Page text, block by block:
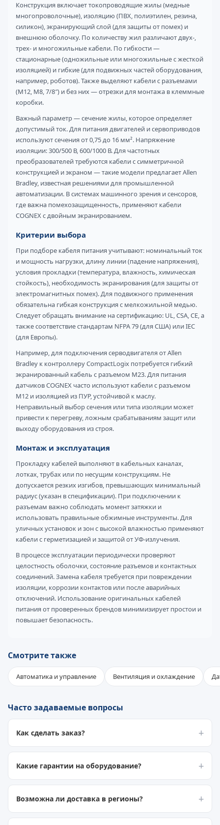
Конструкция включает токопроводящие жилы (медные
многопроволочные), изоляцию (ПВХ, полиэтилен, резина,
силикон), экранирующий слой (для защиты от помех) и
внешнюю оболочку. По количеству жил различают двух-,
трех- и многожильные кабели. По гибкости —
стационарные (одножильные или многожильные с жесткой
изоляцией) и гибкие (для подвижных частей оборудования,
например, роботов). Также выделяют кабели с разъемами
(M12, M8, 7/8″) и без них — отрезки для монтажа в клеммные
коробки.
Важный параметр — сечение жилы, которое определяет
допустимый ток. Для питания двигателей и сервоприводов
используют сечения от 0,75 до 16 мм². Напряжение
изоляции: 300/500 В, 600/1000 В. Для частотных
преобразователей требуются кабели с симметричной
конструкцией и экраном — такие модели предлагает Allen
Bradley, известная решениями для промышленной
автоматизации. В системах машинного зрения и сенсоров,
где важна помехозащищенность, применяют кабели
COGNEX с двойным экранированием.
Критерии выбора
При подборе кабеля питания учитывают: номинальный ток
и мощность нагрузки, длину линии (падение напряжения),
условия прокладки (температура, влажность, химическая
стойкость), необходимость экранирования (для защиты от
электромагнитных помех). Для подвижного применения
обязательна гибкая конструкция с мелкожильной медью.
Следует обращать внимание на сертификацию: UL, CSA, CE, а
также соответствие стандартам NFPA 79 (для США) или IEC
(для Европы).
Например, для подключения серводвигателя от Allen
Bradley к контроллеру CompactLogix потребуется гибкий
экранированный кабель с разъемом M23. Для питания
датчиков COGNEX часто используют кабели с разъемом
M12 и изоляцией из ПУР, устойчивой к маслу.
Неправильный выбор сечения или типа изоляции может
привести к перегреву, ложным срабатываниям защит или
выходу оборудования из строя.
Монтаж и эксплуатация
Прокладку кабелей выполняют в кабельных каналах,
лотках, трубах или по несущим конструкциям. Не
допускается резких изгибов, превышающих минимальный
радиус (указан в спецификации). При подключении к
разъемам важно соблюдать момент затяжки и
использовать правильные обжимные инструменты. Для
уличных установок и зон с высокой влажностью применяют
кабели с герметизацией и защитой от УФ-излучения.
В процессе эксплуатации периодически проверяют
целостность оболочки, состояние разъемов и контактных
соединений. Замена кабеля требуется при повреждении
изоляции, коррозии контактов или после аварийных
отключений. Использование оригинальных кабелей
питания от проверенных брендов минимизирует простои и
повышает безопасность.
Смотрите также
Автоматика и управление Вентиляция и охлаждение
Часто задаваемые вопросы
Как сделать заказ?
Какие гарантии на оборудование?
Возможна ли доставка в регионы?